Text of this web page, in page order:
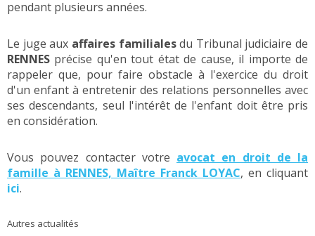
pendant plusieurs années.
Le juge aux affaires familialesdu Tribunal judiciaire de
RENNES précise qu'en tout état de cause, il importe de
rappeler que, pour faire obstacle à l'exercice du droit
d'un enfant à entretenir des relations personnelles avec
ses descendants, seul l'intérêt de l'enfant doit être pris
en considération.
Vous pouvez contacter votre avocat en droit de la
famille à RENNES, Maître Franck LOYAC, en cliquant
ici.
Autres actualités